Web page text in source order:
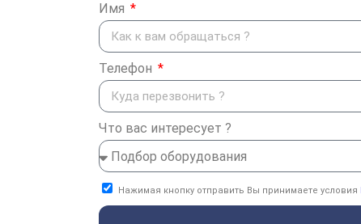
Имя
Телефон
Что вас интересует ?
Нажимая кнопку отправить Вы принимаете условия